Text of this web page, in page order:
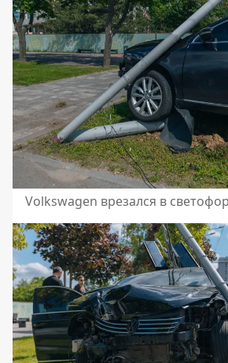
Volkswagen врезался в светофор